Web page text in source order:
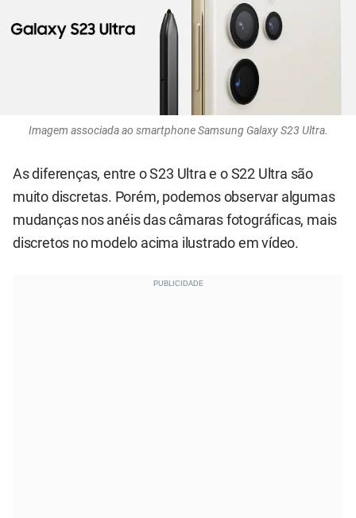
Imagem associada ao smartphone Samsung Galaxy S23 Ultra.
As diferenças, entre o S23 Ultra e o S22 Ultra são
muito discretas. Porém, podemos observar algumas
mudanças nos anéis das câmaras fotográficas, mais
discretos no modelo acima ilustrado em vídeo.